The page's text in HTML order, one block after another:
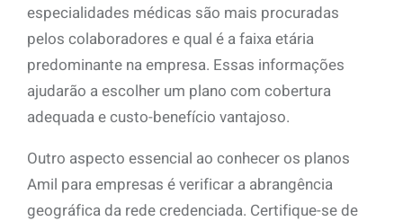
especialidades médicas são mais procuradas
pelos colaboradores e qual é a faixa etária
predominante na empresa. Essas informações
ajudarão a escolher um plano com cobertura
adequada e custo-benefício vantajoso.
Outro aspecto essencial ao conhecer os planos
Amil para empresas é verificar a abrangência
geográfica da rede credenciada. Certifique-se de